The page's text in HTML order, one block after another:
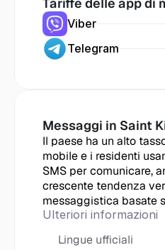
Viber
Telegram
Messaggi in Saint
Il paese ha un alto
mobile e i residenti
SMS per comunicare,
crescente tendenza
messaggistica basate
Ulteriori informazioni
Lingue ufficiali